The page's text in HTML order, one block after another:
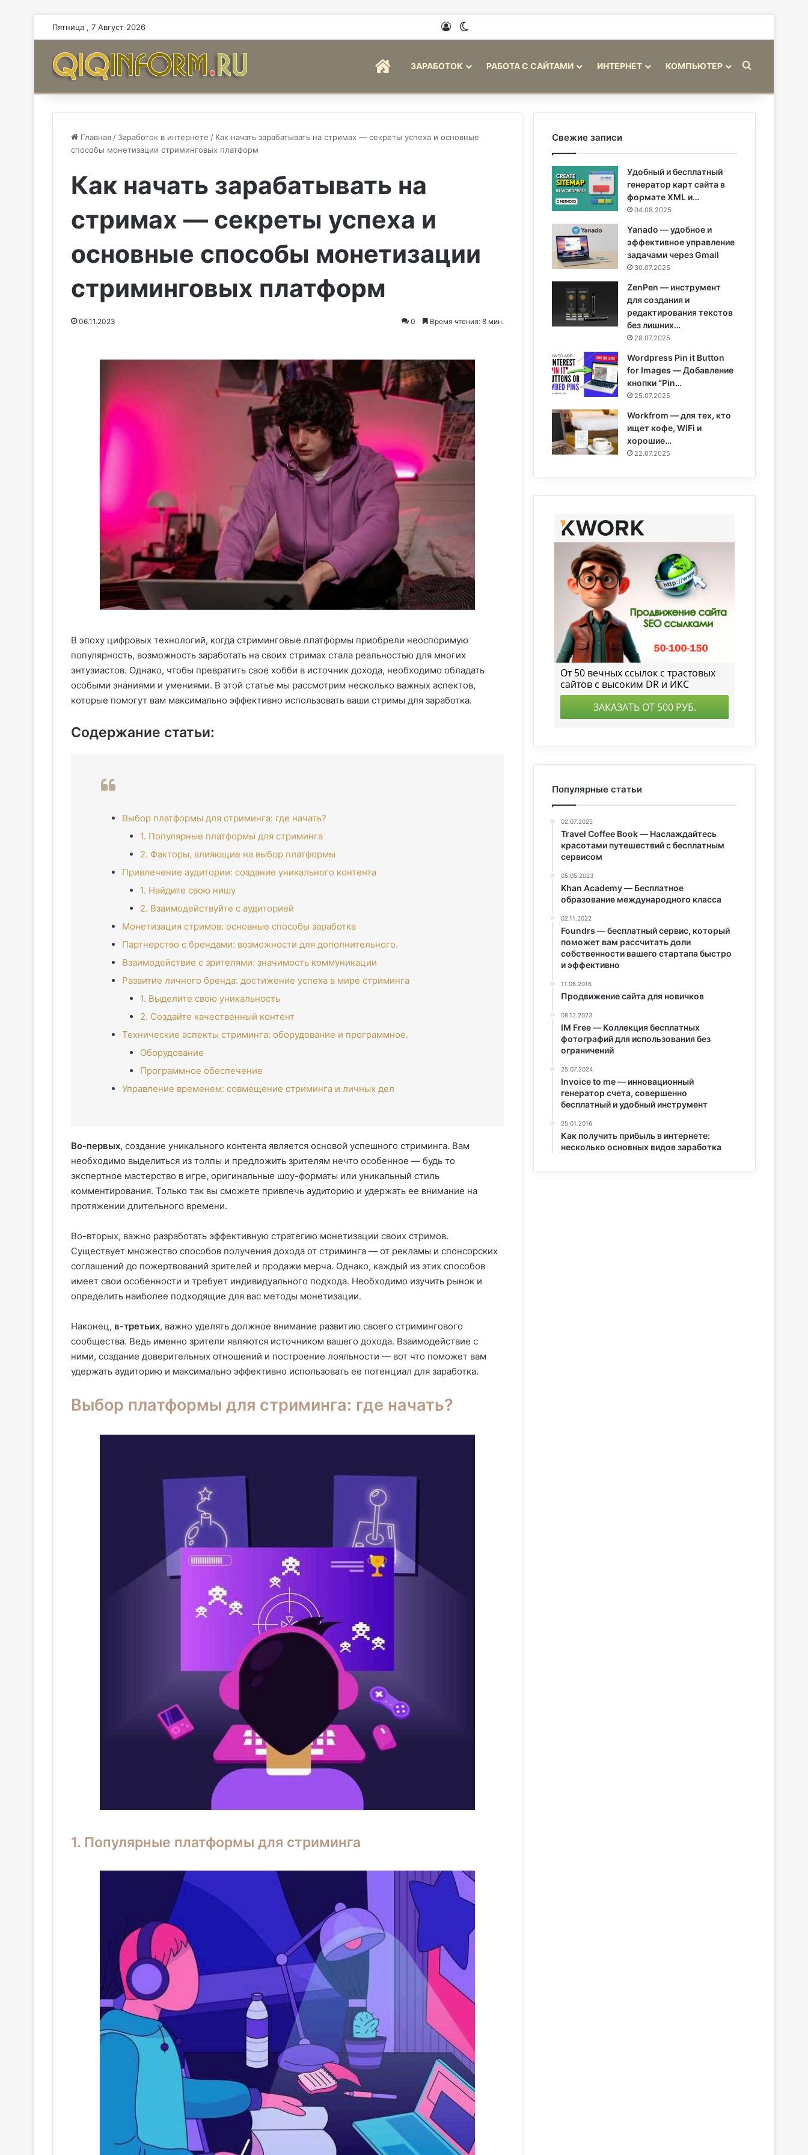
Пятница , 7 Август 2026 Войти
ГЛАВНАЯЗАРАБОТОК РАБОТА С САЙТАМИ ИНТЕРНЕТ КОМПЬЮТЕР
Главная / Заработок в интернете / Как начать зарабатывать на стримах — секреты успеха и основные
способы монетизации стриминговых платформ
Как начать зарабатывать на
стримах — секреты успеха и
основные способы монетизации
стриминговых платформ
06.11.2023 0 Время чтения: 8 мин.
В эпоху цифровых технологий, когда стриминговые платформы приобрели неоспоримую
популярность, возможность заработать на своих стримах стала реальностью для многих
энтузиастов. Однако, чтобы превратить свое хобби в источник дохода, необходимо обладать
особыми знаниями и умениями. В этой статье мы рассмотрим несколько важных аспектов,
которые помогут вам максимально эффективно использовать ваши стримы для заработка.
Содержание статьи:
Выбор платформы для стриминга: где начать?
1. Популярные платформы для стриминга
2. Факторы, влияющие на выбор платформы
Привлечение аудитории: создание уникального контента
1. Найдите свою нишу
2. Взаимодействуйте с аудиторией
Монетизация стримов: основные способы заработка
Партнерство с брендами: возможности для дополнительного.
Взаимодействие с зрителями: значимость коммуникации
Развитие личного бренда: достижение успеха в мире стриминга
1. Выделите свою уникальность
2. Создайте качественный контент
Технические аспекты стриминга: оборудование и программное.
Оборудование
Программное обеспечение
Управление временем: совмещение стриминга и личных дел
Во-первых, создание уникального контента является основой успешного стриминга. Вам
необходимо выделиться из толпы и предложить зрителям нечто особенное — будь то
экспертное мастерство в игре, оригинальные шоу-форматы или уникальный стиль
комментирования. Только так вы сможете привлечь аудиторию и удержать ее внимание на
протяжении длительного времени.
Во-вторых, важно разработать эффективную стратегию монетизации своих стримов.
Существует множество способов получения дохода от стриминга — от рекламы и спонсорских
соглашений до пожертвований зрителей и продажи мерча. Однако, каждый из этих способов
имеет свои особенности и требует индивидуального подхода. Необходимо изучить рынок и
определить наиболее подходящие для вас методы монетизации.
Наконец, в-третьих, важно уделять должное внимание развитию своего стримингового
сообщества. Ведь именно зрители являются источником вашего дохода. Взаимодействие с
ними, создание доверительных отношений и построение лояльности — вот что поможет вам
удержать аудиторию и максимально эффективно использовать ее потенциал для заработка.
Выбор платформы для стриминга: где начать?
1. Популярные платформы для стриминга
Свежие записи
Удобный и бесплатный
генератор карт сайта в
формате XML и…
04.08.2025
Yanado — удобное и
эффективное управление
задачами через Gmail
30.07.2025
ZenPen — инструмент
для создания и
редактирования текстов
без лишних…
28.07.2025
Wordpress Pin it Button
for Images — Добавление
кнопки “Pin…
25.07.2025
Workfrom — для тех, кто
ищет кофе, WiFi и
хорошие…
22.07.2025
Популярные статьи
02.07.2025
Travel Coffee Book — Наслаждайтесь
красотами путешествий с бесплатным
сервисом
05.05.2023
Khan Academy — Бесплатное
образование международного класса
02.11.2022
Foundrs — бесплатный сервис, который
поможет вам рассчитать доли
собственности вашего стартапа быстро
и эффективно
11.06.2016
Продвижение сайта для новичков
08.12.2023
IM Free — Коллекция бесплатных
фотографий для использования без
ограничений
25.07.2024
Invoice to me — инновационный
генератор счета, совершенно
бесплатный и удобный инструмент
25.01.2016
Как получить прибыль в интернете:
несколько основных видов заработка